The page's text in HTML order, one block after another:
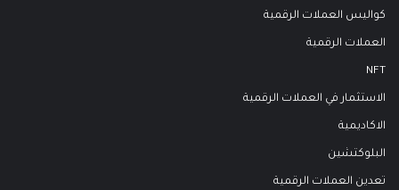
كواليس العملات الرقمية
العملات الرقمية
NFT
الاستثمار في العملات الرقمية
الاكاديمية
البلوكتشين
تعدين العملات الرقمية